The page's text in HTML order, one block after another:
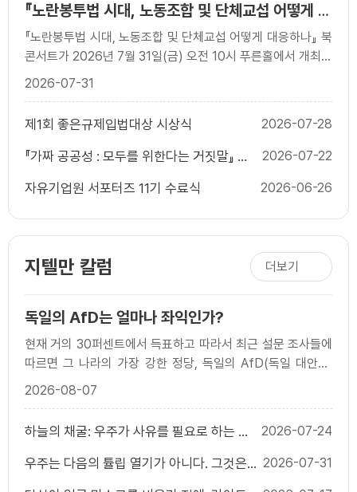
『노란봉투법 시대, 노동조합 및 단체교섭 어떻게 대
응하나?』 출간 기념 북콘서트
『노란봉투법 시대, 노동조합 및 단체교섭 어떻게 대응하나』 북
콘서트가 2026년 7월 31일(금) 오전 10시 푸른홀에서 개최되
었습니다. 이번 행사는 개정 노란봉투법 ..
2026-07-31
제1회 좋은규제입법대상 시상식 2026-07-28
『가짜 공공성 : 모두를 위한다는 거짓말』 출
2026-07-22
자유기업원 서포터즈 11기 수료식 2026-06-26
지텔만 칼럼 더보기
독일의 AfD는 얼마나 좌익인가?
현재 거의 30퍼센트에서 득표하고 따라서 최근 설문 조사들에
따르면 그 나라의 가장 강한 정당, 독일의 AfD(독일 대안당;
Alternative for Germany)는 두 공동 의장 알..
2026-08-07
하늘의 채굴: 우주가 사유를 필요로 하는 이
2026-07-24
우주는 다음의 튤립 열기가 아니다. 그것은
2026-07-31